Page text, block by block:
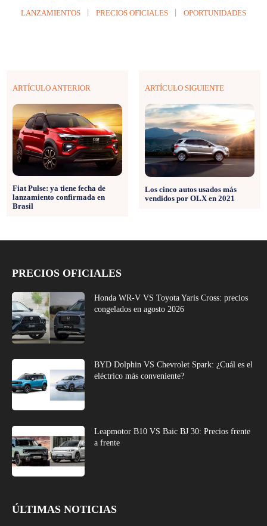
LANZAMIENTOS PRECIOS OFICIALES OPORTUNIDADES
ARTÍCULO ANTERIOR
Fiat Pulse: ya tiene fecha de
lanzamiento confirmada en
Brasil
ARTÍCULO SIGUIENTE
Los cinco autos usados más
vendidos por OLX en 2021
PRECIOS OFICIALES
Honda WR-V VS Toyota Yaris Cross: precios
congelados en agosto 2026
BYD Dolphin VS Chevrolet Spark: ¿Cuál es el
eléctrico más conveniente?
Leapmotor B10 VS Baic BJ 30: Precios frente
a frente
ÚLTIMAS NOTICIAS